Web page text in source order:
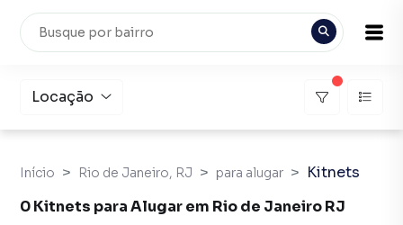
Locação
Início Rio de Janeiro, RJ para alugar
Kitnets
0 Kitnets para Alugar em Rio de Janeiro RJ